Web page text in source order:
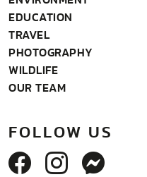
EDUCATION
TRAVEL
PHOTOGRAPHY
WILDLIFE
OUR TEAM
FOLLOW US